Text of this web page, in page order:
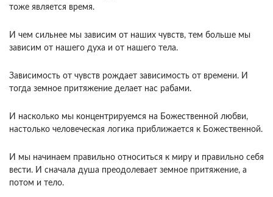
тоже является время.
И чем сильнее мы зависим от наших чувств, тем больше мы
зависим от нашего духа и от нашего тела.
За­висимость от чувств рождает зависимость от вре­мени. И
тогда земное притяжение делает нас раба­ми.
И насколько мы концентрируемся на Божест­венной любви,
настолько человеческая логика приближается к Божественной.
И мы начинаем правильно относиться к миру и правильно себя
ве­сти. И сначала душа преодолевает земное притя­жение, а
потом и тело.